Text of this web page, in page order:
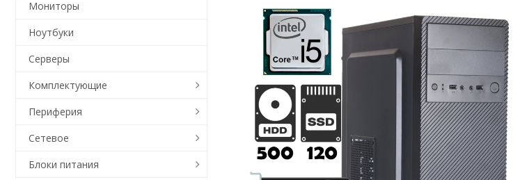
Мониторы
Ноутбуки
Серверы
Комплектующие
Периферия
Сетевое
Блоки питания